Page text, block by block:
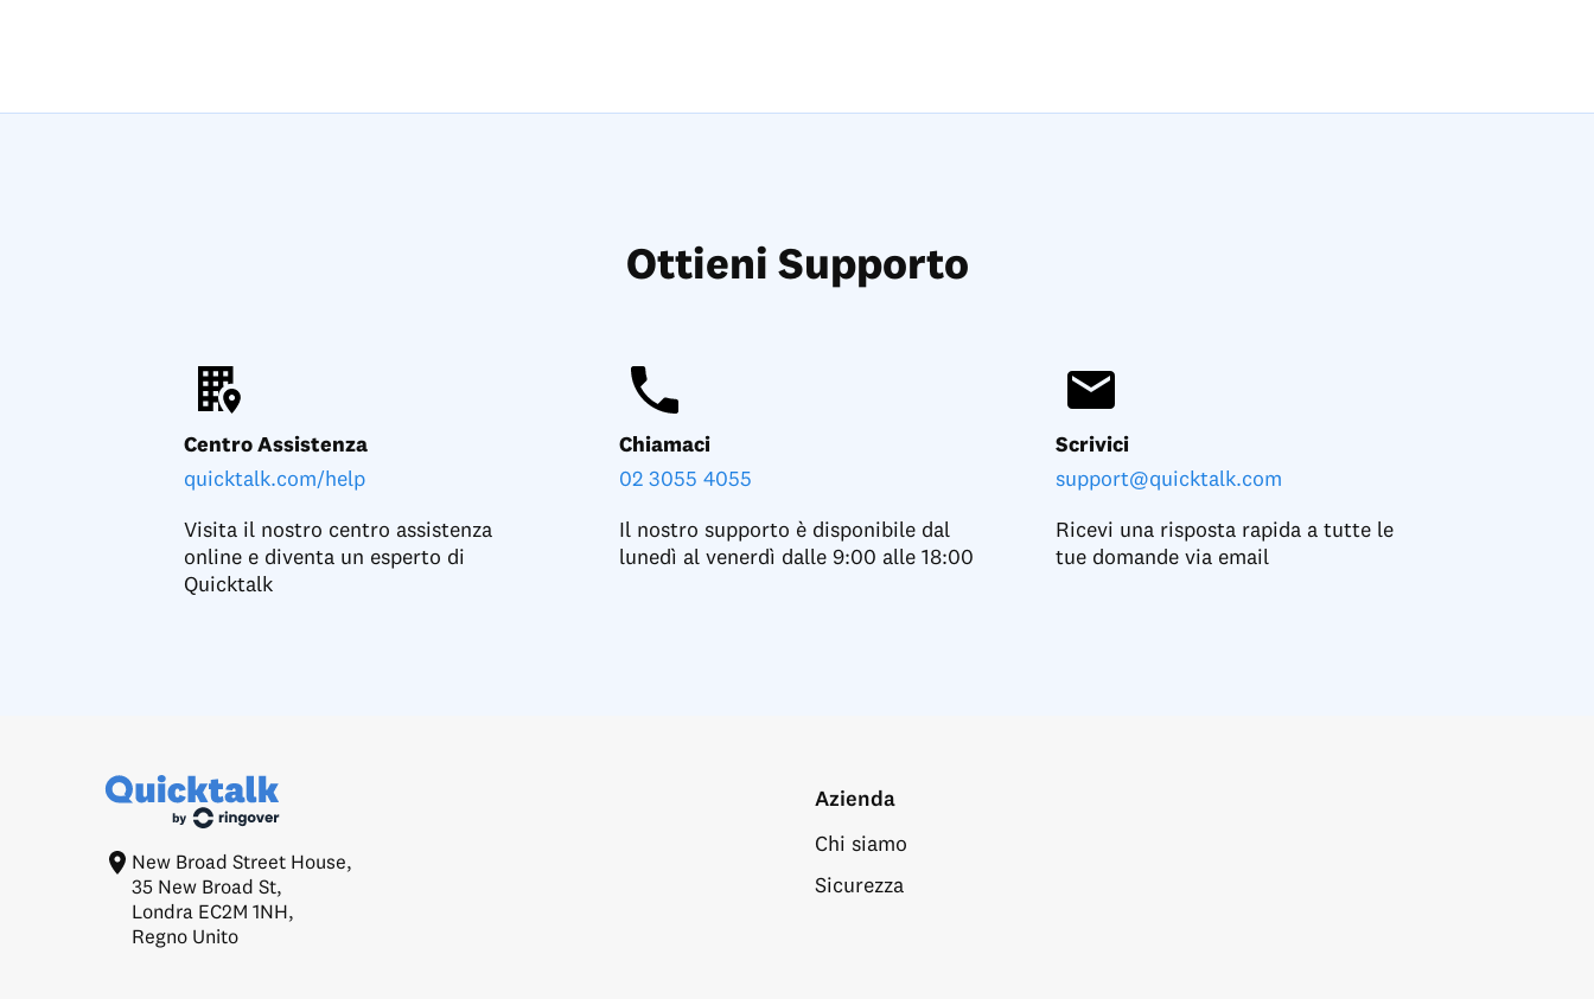
Ottieni Supporto
Centro Assistenza
quicktalk.com/help
Visita il nostro centro assistenza
online e diventa un esperto di
Quicktalk
Chiamaci
02 3055 4055
Il nostro supporto è disponibile dal
lunedì al venerdì dalle 9:00 alle 18:00
Scrivici
support@quicktalk.com
Ricevi una risposta rapida a tutte le
tue domande via email
New Broad Street House,
35 New Broad St,
Londra EC2M 1NH,
Regno Unito
Azienda
Chi siamo
Sicurezza